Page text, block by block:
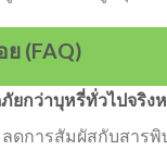
(FAQ)
ยกว่าบุหรี่ทั่วไปจริง
ดการสัมผัสกับสารพิ